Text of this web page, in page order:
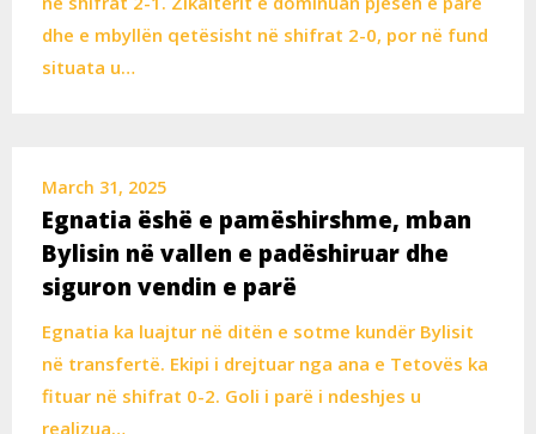
dhe e mbyllën qetësisht në shifrat 2-0, por në fund
situata u…
March 31, 2025
Egnatia ëshë e pamëshirshme, mban
Bylisin në vallen e padëshiruar dhe
siguron vendin e parë
Egnatia ka luajtur në ditën e sotme kundër Bylisit
në transfertë. Ekipi i drejtuar nga ana e Tetovës ka
fituar në shifrat 0-2. Goli i parë i ndeshjes u
realizua…